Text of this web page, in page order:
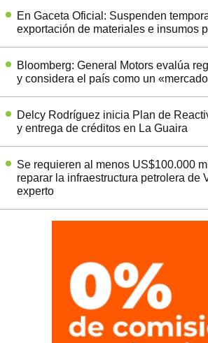
En Gaceta Oficial: Suspenden
exportación de materiales e insumos
Bloomberg: General Motors evalúa
y considera el país como un
Delcy Rodríguez inicia Plan de
y entrega de créditos en La Guaira
Se requieren al menos US$100.000
reparar la infraestructura petrolera de
experto